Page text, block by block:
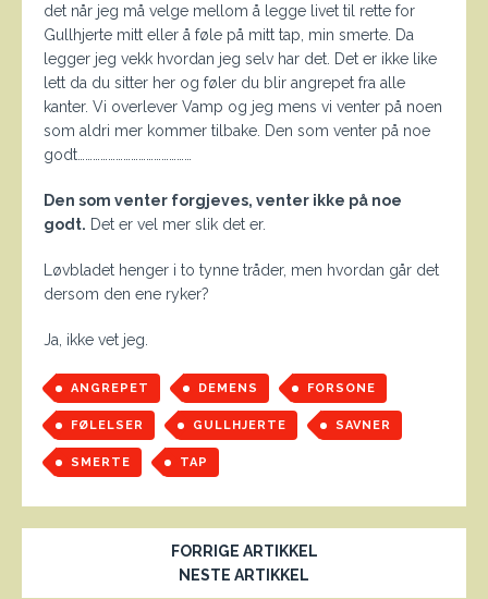
det når jeg må velge mellom å legge livet til rette for
Gullhjerte mitt eller å føle på mitt tap, min smerte. Da
legger jeg vekk hvordan jeg selv har det. Det er ikke like
lett da du sitter her og føler du blir angrepet fra alle
kanter. Vi overlever Vamp og jeg mens vi venter på noen
som aldri mer kommer tilbake. Den som venter på noe
godt………………………………………
Den som venter forgjeves, venter ikke på noe
godt. Det er vel mer slik det er.
Løvbladet henger i to tynne tråder, men hvordan går det
dersom den ene ryker?
Ja, ikke vet jeg.
ANGREPET DEMENS FORSONE
FØLELSER GULLHJERTE SAVNER
SMERTE TAP
FORRIGE ARTIKKEL
NESTE ARTIKKEL